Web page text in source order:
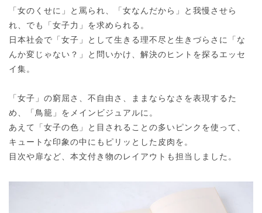
「女のくせに」と罵られ、「女なんだから」と我慢させら
れ、でも「女子力」を求められる。
日本社会で「女子」として生きる理不尽と生きづらさに「な
んか変じゃない？」と問いかけ、解決のヒントを探るエッセ
イ集。
「女子」の窮屈さ、不自由さ、ままならなさを表現するた
め、「鳥籠」をメインビジュアルに。
あえて「女子の色」と目されることの多いピンクを使って、
キュートな印象の中にもピリッとした皮肉を。
目次や扉など、本文付き物のレイアウトも担当しました。